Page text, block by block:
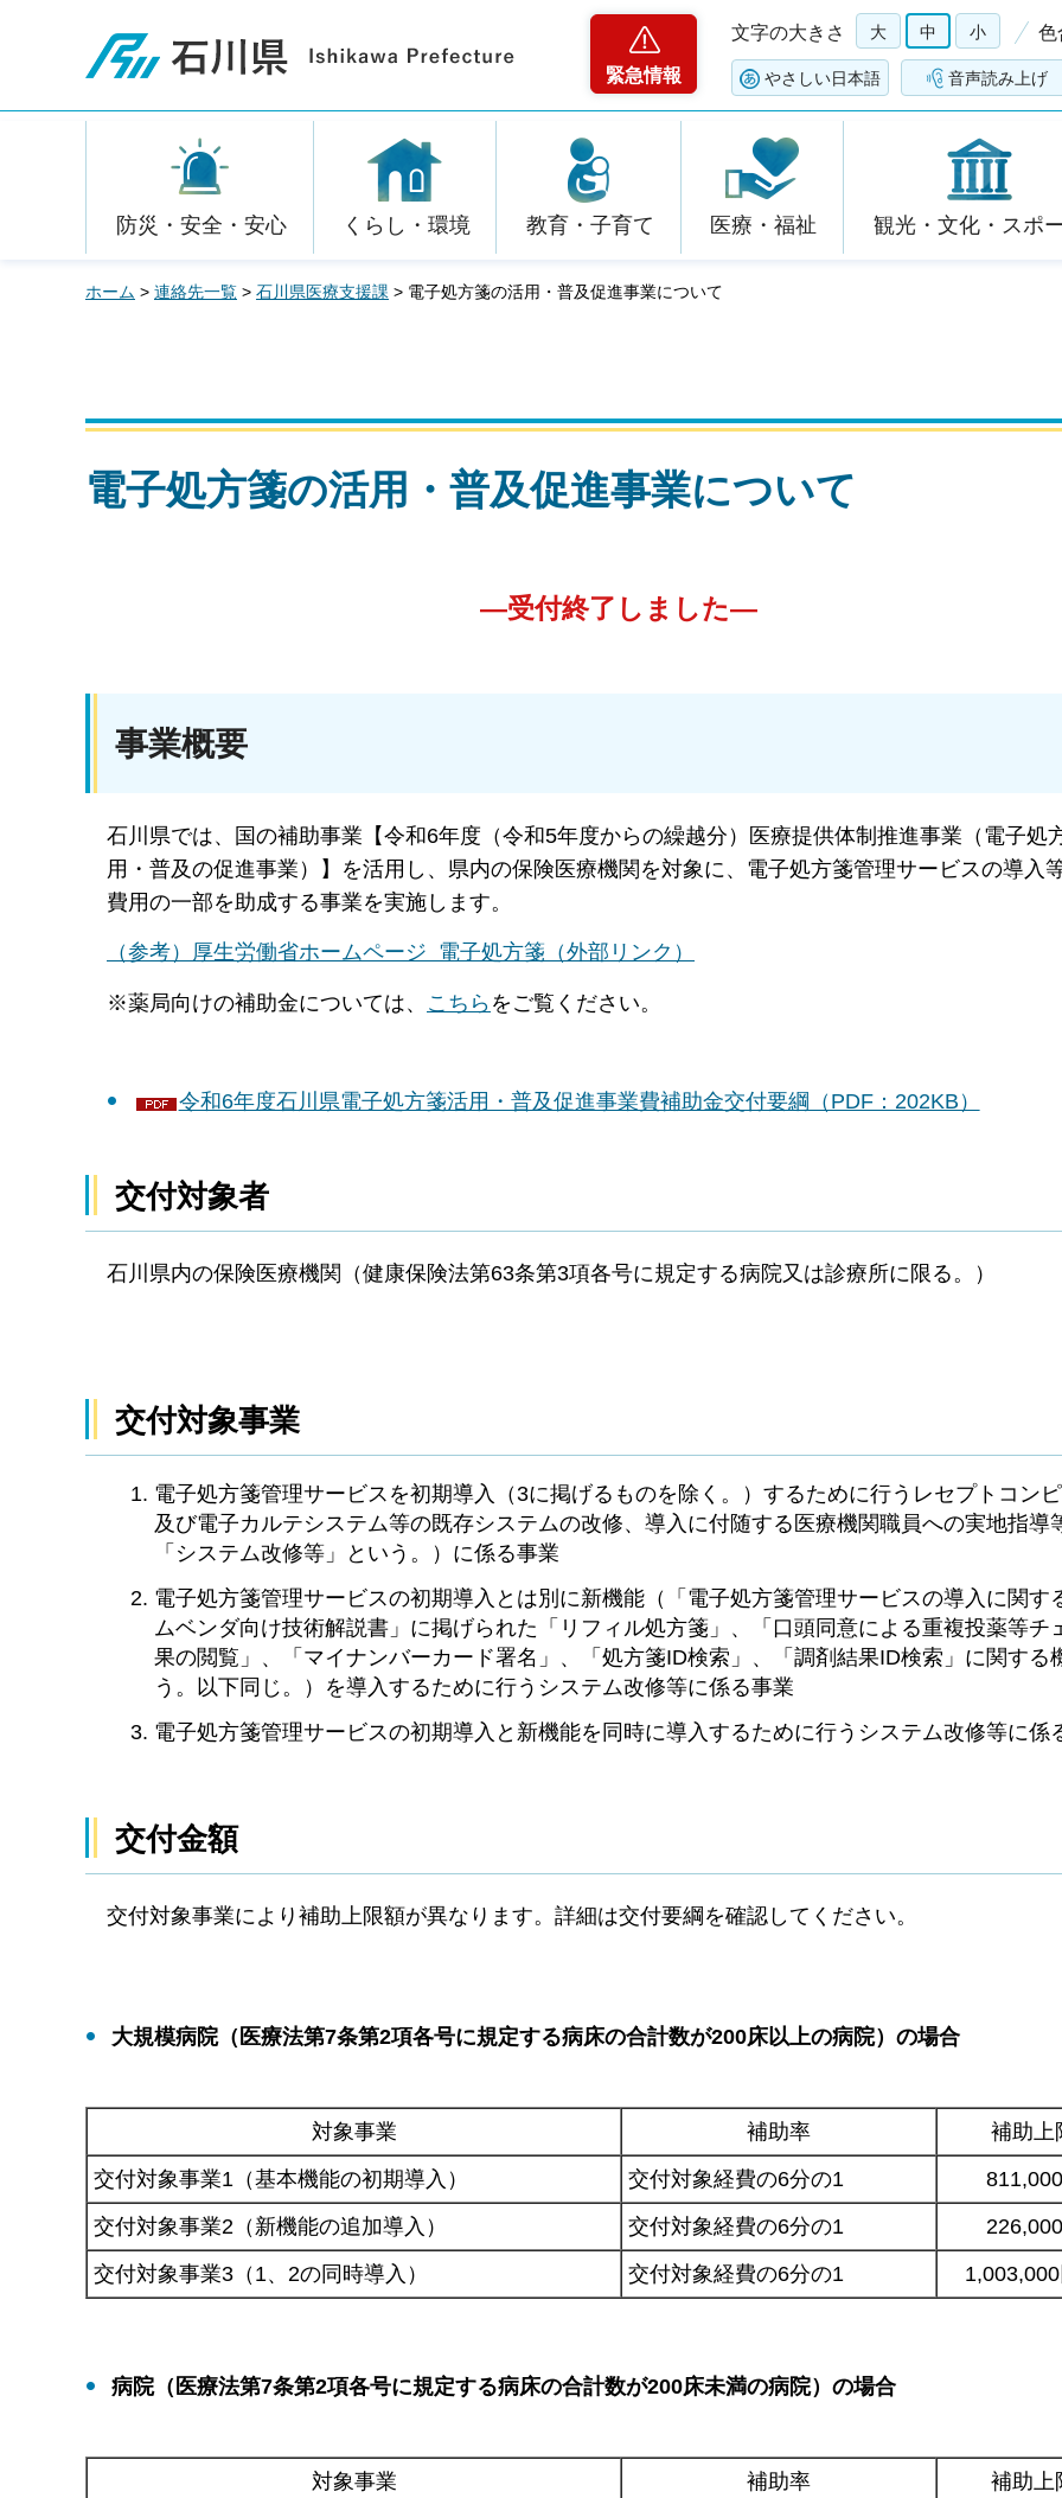
石川県
緊急情報
文字の大きさ 大 中 小 色
やさしい日本語 音声読み上げ
防災・安全・安心 くらし・環境 教育・子育て 医療・福祉 観光・文化・スポ
ホーム > 連絡先一覧 > 石川県医療支援課 > 電子処方箋の活用・普及促進事業について
電子処方箋の活用・普及促進事業について
―受付終了しました―
事業概要
石川県では、国の補助事業【令和6年度（令和5年度からの繰越分）医療提供体制推進事業（電子処
用・普及の促進事業）】を活用し、県内の保険医療機関を対象に、電子処方箋管理サービスの導入
費用の一部を助成する事業を実施します。
（参考）厚生労働省ホームページ 電子処方箋（外部リンク）
※薬局向けの補助金については、 こちら をご覧ください。
令和6年度石川県電子処方箋活用・普及促進事業費補助金交付要綱（PDF：202KB）
交付対象者
石川県内の保険医療機関（健康保険法第63条第3項各号に規定する病院又は診療所に限る。）
交付対象事業
電子処方箋管理サービスを初期導入（3に掲げるものを除く。）するために行うレセプトコン
及び電子カルテシステム等の既存システムの改修、導入に付随する医療機関職員への実地指導
「システム改修等」という。）に係る事業
電子処方箋管理サービスの初期導入とは別に新機能（「電子処方箋管理サービスの導入に関す
ムベンダ向け技術解説書」に掲げられた「リフィル処方箋」、「口頭同意による重複投薬等チ
果の閲覧」、「マイナンバーカード署名」、「処方箋ID検索」、「調剤結果ID検索」に関する
う。以下同じ。）を導入するために行うシステム改修等に係る事業
電子処方箋管理サービスの初期導入と新機能を同時に導入するために行うシステム改修等に係
交付金額
交付対象事業により補助上限額が異なります。詳細は交付要綱を確認してください。
大規模病院（医療法第7条第2項各号に規定する病床の合計数が200床以上の病院）の場合
対象事業 補助率
補助上
交付対象事業1（基本機能の初期導入）
交付対象経費の6分の1
交付対象事業2（新機能の追加導入）
交付対象経費の6分の1
交付対象事業3（1、2の同時導入）
交付対象経費の6分の1 1,003,000
病院（医療法第7条第2項各号に規定する病床の合計数が200床未満の病院）の場合
対象事業 補助率
補助上